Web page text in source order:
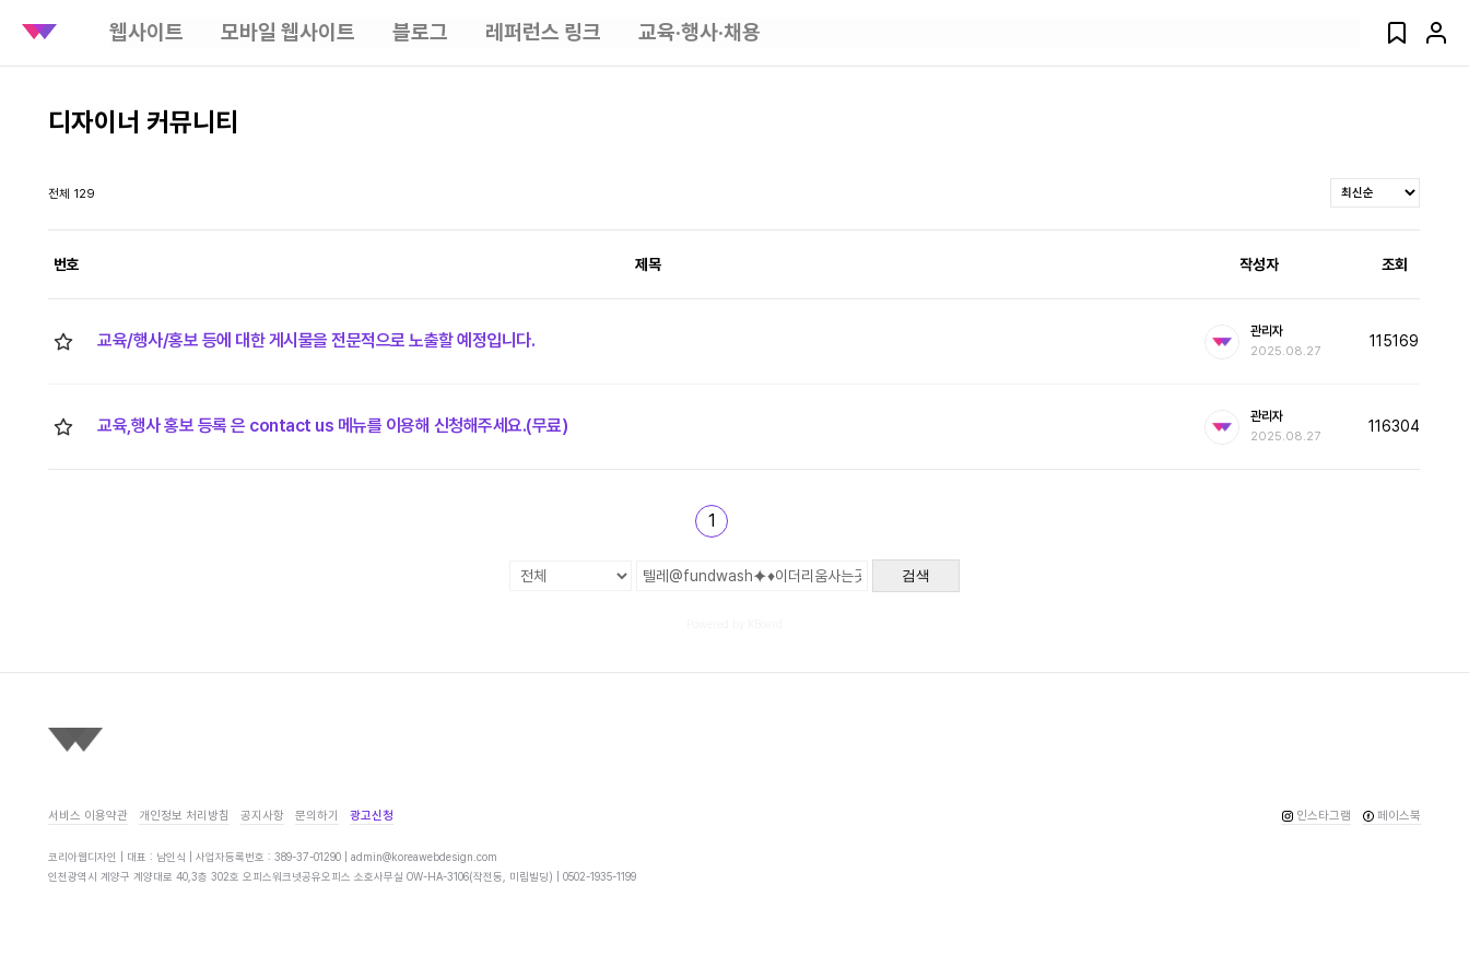
웹사이트 모바일 웹사이트 블로그 레퍼런스 링크 교육·행사·채용
디자이너 커뮤니티
전체 129
번호 제목 작성자 조회
교육/행사/홍보 등에 대한 게시물을 전문적으로 노출할 예정입니다. 관리자
2025.08.27
115169
교육,행사 홍보 등록 은 contact us 메뉴를 이용해 신청해주세요.(무료) 관리자
2025.08.27
116304
1
검색
서비스 이용약관 개인정보 처리방침 공지사항 문의하기 광고신청 페이스북
인스타그램
코리아웹디자인 | 대표 : 남인식 | 사업자등록번호 : 389-37-01290 |admin@koreawebdesign.com
인천광역시 계양구 계양대로 40,3층 302호 오피스워크넷공유오피스 소호사무실 OW-HA-3106(작전동, 미림빌딩) |0502-1935-1199